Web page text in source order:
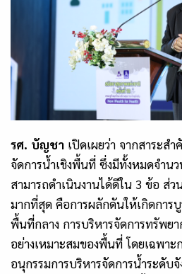
รศ. บัญชา เปิดเผยว่า จากสาระส
จัดการน้ำเชิงพื้นที่ ซึ่งมีทั้งหมดจำน
สามารถดำเนินงานได้ดีใน 3 ข้อ ส่ว
มากที่สุด คือการผลักดันให้เกิดกา
พื้นที่กลาง การบริหารจัดการทรัพยา
อย่างเหมาะสมของพื้นที่ โดยเฉพาะ
อนุกรรมการบริหารจัดการน้ำระดับ